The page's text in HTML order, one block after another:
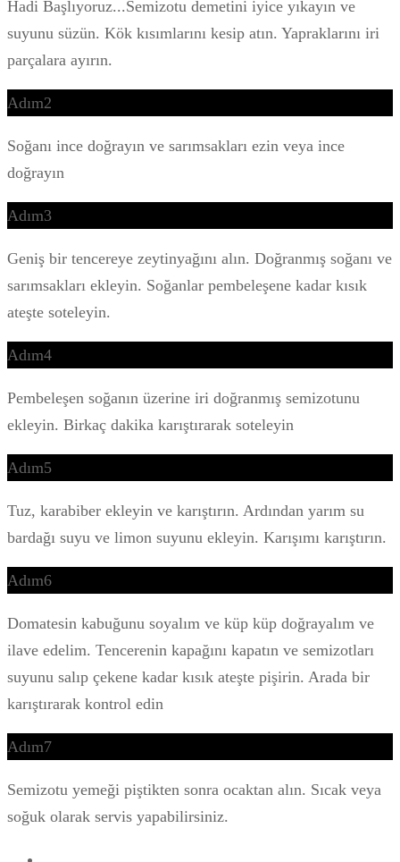
Hadi Başlıyoruz...Semizotu demetini iyice yıkayın ve
suyunu süzün. Kök kısımlarını kesip atın. Yapraklarını iri
parçalara ayırın.
Adım2
Soğanı ince doğrayın ve sarımsakları ezin veya ince
doğrayın
Adım3
Geniş bir tencereye zeytinyağını alın. Doğranmış soğanı ve
sarımsakları ekleyin. Soğanlar pembeleşene kadar kısık
ateşte soteleyin.
Adım4
Pembeleşen soğanın üzerine iri doğranmış semizotunu
ekleyin. Birkaç dakika karıştırarak soteleyin
Adım5
Tuz, karabiber ekleyin ve karıştırın. Ardından yarım su
bardağı suyu ve limon suyunu ekleyin. Karışımı karıştırın.
Adım6
Domatesin kabuğunu soyalım ve küp küp doğrayalım ve
ilave edelim. Tencerenin kapağını kapatın ve semizotları
suyunu salıp çekene kadar kısık ateşte pişirin. Arada bir
karıştırarak kontrol edin
Adım7
Semizotu yemeği piştikten sonra ocaktan alın. Sıcak veya
soğuk olarak servis yapabilirsiniz.